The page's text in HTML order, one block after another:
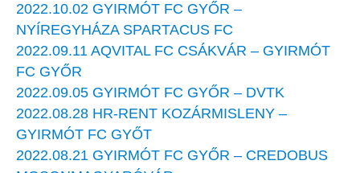
2022.10.02 GYIRMÓT FC GYŐR –
NYÍREGYHÁZA SPARTACUS FC
2022.09.11 AQVITAL FC CSÁKVÁR – GYIRMÓT
FC GYŐR
2022.09.05 GYIRMÓT FC GYŐR – DVTK
2022.08.28 HR-RENT KOZÁRMISLENY –
GYIRMÓT FC GYŐT
2022.08.21 GYIRMÓT FC GYŐR – CREDOBUS